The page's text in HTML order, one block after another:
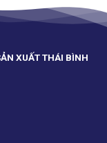
XUẤT THÁI BÌNH